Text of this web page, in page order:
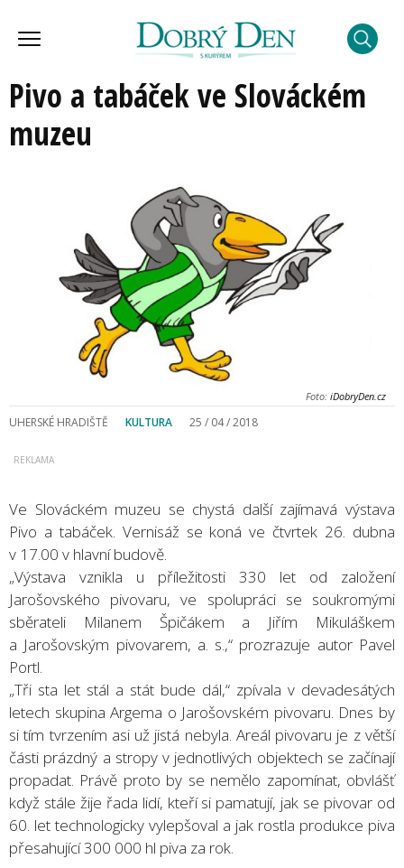
Pivo a tabáček ve Slováckém
muzeu
Foto: iDobryDen.cz
UHERSKÉ HRADIŠTĚ KULTURA 25 / 04 / 2018
Ve Slováckém muzeu se chystá další zajímavá výstava
Pivo a tabáček. Vernisáž se koná ve čtvrtek 26. dubna
v 17.00 v hlavní budově.
„Výstava vznikla u příležitosti 330 let od založení
Jarošovského pivovaru, ve spolupráci se soukromými
sběrateli Milanem Špičákem a Jiřím Mikuláškem
a Jarošovským pivovarem, a. s.,“ prozrazuje autor Pavel
Portl.
„Tři sta let stál a stát bude dál,“ zpívala v devadesátých
letech skupina Argema o Jarošovském pivovaru. Dnes by
si tím tvrzením asi už jistá nebyla. Areál pivovaru je z větší
části prázdný a stropy v jednotlivých objektech se začínají
propadat. Právě proto by se nemělo zapomínat, obvlášť
když stále žije řada lidí, kteří si pamatují, jak se pivovar od
60. let technologicky vylepšoval a jak rostla produkce piva
přesahující 300 000 hl piva za rok.